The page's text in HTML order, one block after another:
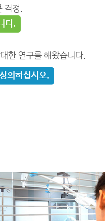
걱정.
다.
한 연구를 해왔습니다.
의하십시오.